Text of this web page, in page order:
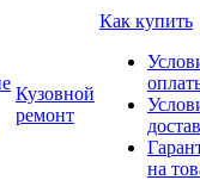
Кузовной
ремонт
Как купить
на